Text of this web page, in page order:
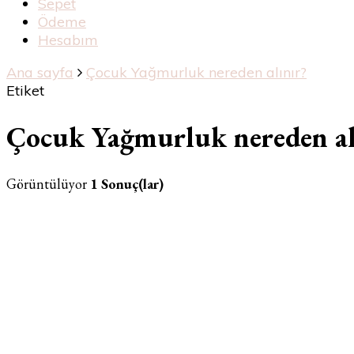
Ödeme
Hesabım
Ana sayfa
Çocuk Yağmurluk nereden alınır?
Etiket
Çocuk Yağmurluk nereden
Görüntülüyor 1 Sonuç(lar)